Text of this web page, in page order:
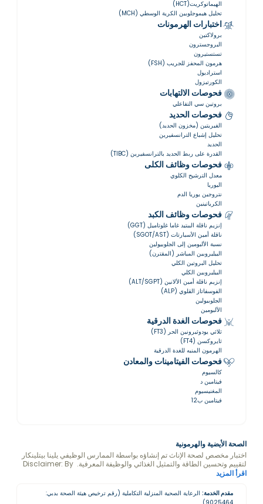
الهيماتوكريت(HCT)
تحليل هيموجلوبين الكرية الوسطي (MCH)
اختبارات الهرمونات
برولاكتين
البروجسترون
تستستيرون
هرمون المحفز للجريب (FSH)
استراديول
الكورتيزول
فحوصات الالتهابات
بروتين سي التفاعلي
فحوصات الحديد
الفيريتين (مخزون الحديد)
تحليل إشباع الترانسفيرين
الحديد
القدرة على ربط الحديد بالترانسفيرين (TIBC)
فحوصات وظائف الكلى
معدل الترشيح الكلوي
اليوريا
نتروجين يوريا الدم
الكرياتينين
فحوصات وظائف الكبد
إنزيم ناقلة الببتيد غاما غلوتاميل (GGT)
ناقلة أمين الأسبارتات (SGOT/AST)
نسبة الألبومين إلى الجلوبيولين
البيليروبين المباشر (المقترن)
تحليل البروتين الكلي
البيليروبين الكلي
إنزيم ناقلة أمين الألانين (ALT/SGPT)
الفوسفاتاز القلوي (ALP)
الجلوبيولين
الألبومين
فحوصات الغدة الدرقية
ثلاثي يودوثيرونين الحر (FT3)
ثايروكسن (FT4)
الهرمون المنبه للغدة الدرقية
فحوصات الفيتامينات والمعادن
كالسيوم
فيتامين د
المغنيسيوم
فيتامين ب12
الصحة الأيضية والهرمونية
اختبار مخصص لصحة الإناث تم إنشاؤه بواسطة الممارس الوظيفي يلينا بيتلينكار
لتقييم وتحسين الطاقة والتمثيل الغذائي والوظيفة المعرفية. Disclaimer: By
purchasing this package, you consent to Jelena Petelinkar
اقرأ المزيد
مقدم الخدمة: الرعاية الصحية المنزلية التكاملية (رقم ترخيص هيئة الصحة بدبي:
9025464)